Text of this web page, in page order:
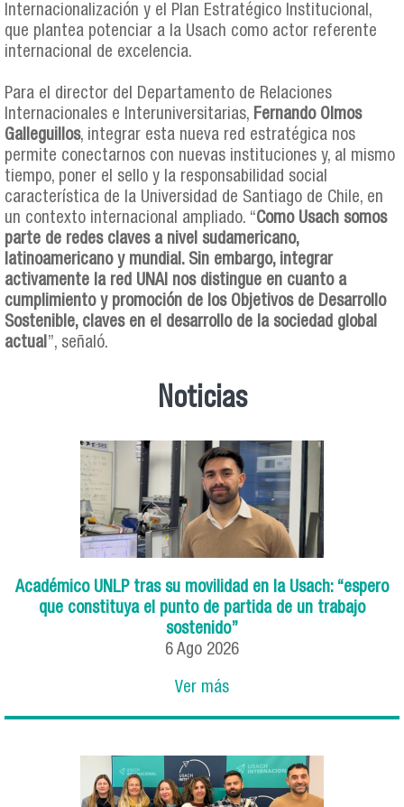
Internacionalización y el Plan Estratégico Institucional,
que plantea potenciar a la Usach como actor referente
internacional de excelencia.
Para el director del Departamento de Relaciones
Internacionales e Interuniversitarias, Fernando Olmos
Galleguillos, integrar esta nueva red estratégica nos
permite conectarnos con nuevas instituciones y, al mismo
tiempo, poner el sello y la responsabilidad social
característica de la Universidad de Santiago de Chile, en
un contexto internacional ampliado. “Como Usach somos
parte de redes claves a nivel sudamericano,
latinoamericano y mundial. Sin embargo, integrar
activamente la red UNAI nos distingue en cuanto a
cumplimiento y promoción de los Objetivos de Desarrollo
Sostenible, claves en el desarrollo de la sociedad global
actual ”, señaló.
Noticias
Académico UNLP tras su movilidad en la Usach: “espero
que constituya el punto de partida de un trabajo
sostenido”
6 Ago 2026
Ver más